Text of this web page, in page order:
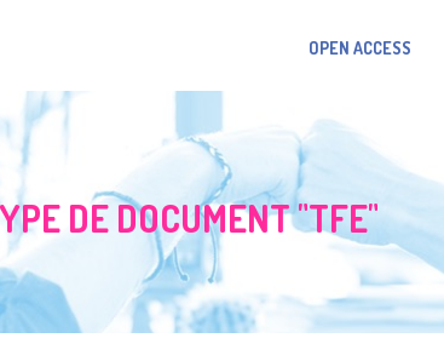
OPEN ACCESS
DE DOCUMENT "TFE"